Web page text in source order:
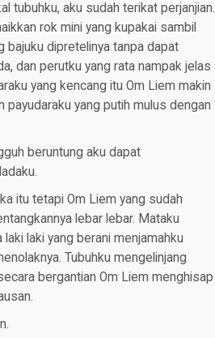
tubuhku, aku sudah terikat perjanjian.
rok mini yang kupakai sambil
bajuku dipretelinya tanpa dapat
dan perutku yang rata nampak jelas
yang kencang itu Om Liem makin
yang putih mulus dengan
beruntung aku dapat
itu tetapi Om Liem yang sudah
lebar lebar. Mataku
laki yang berani menjamahku
Tubuhku mengelinjang
bergantian Om Liem menghisap